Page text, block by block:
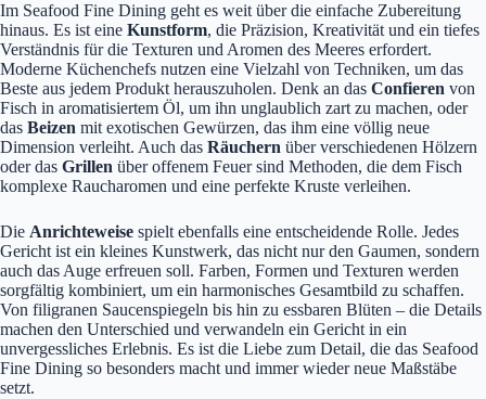
Im Seafood Fine Dining geht es weit über die einfache Zubereitung
hinaus. Es ist eine Kunstform, die Präzision, Kreativität und ein tiefes
Verständnis für die Texturen und Aromen des Meeres erfordert.
Moderne Küchenchefs nutzen eine Vielzahl von Techniken, um das
Beste aus jedem Produkt herauszuholen. Denk an das Confieren von
Fisch in aromatisiertem Öl, um ihn unglaublich zart zu machen, oder
das Beizen mit exotischen Gewürzen, das ihm eine völlig neue
Dimension verleiht. Auch das Räuchern über verschiedenen Hölzern
oder das Grillen über offenem Feuer sind Methoden, die dem Fisch
komplexe Raucharomen und eine perfekte Kruste verleihen.
Die Anrichteweise spielt ebenfalls eine entscheidende Rolle. Jedes
Gericht ist ein kleines Kunstwerk, das nicht nur den Gaumen, sondern
auch das Auge erfreuen soll. Farben, Formen und Texturen werden
sorgfältig kombiniert, um ein harmonisches Gesamtbild zu schaffen.
Von filigranen Saucenspiegeln bis hin zu essbaren Blüten – die Details
machen den Unterschied und verwandeln ein Gericht in ein
unvergessliches Erlebnis. Es ist die Liebe zum Detail, die das Seafood
Fine Dining so besonders macht und immer wieder neue Maßstäbe
setzt.